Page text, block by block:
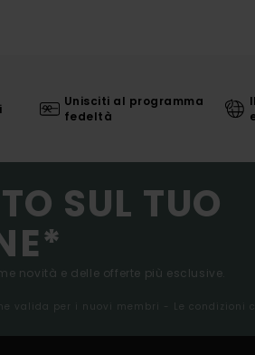
Unisciti al programma
fedeltà
SUL TUO
novità e delle offerte più esclusive.
valida per i nuovi membri - Le condizioni